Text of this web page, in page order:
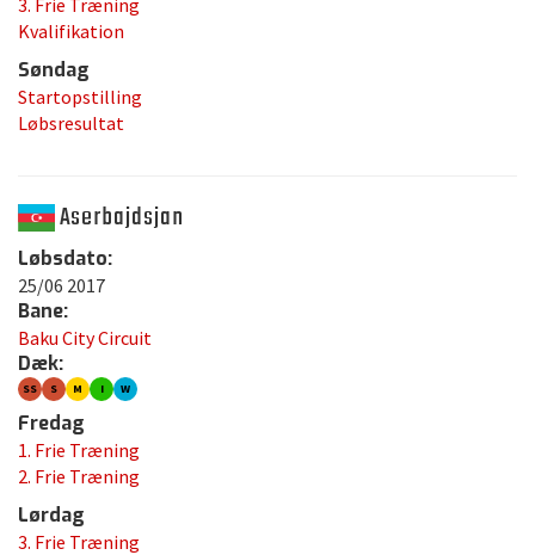
3. Frie Træning
Kvalifikation
Søndag
Startopstilling
Løbsresultat
Aserbajdsjan
Løbsdato:
25/06 2017
Bane:
Baku City Circuit
Dæk:
SS S M I W
Fredag
1. Frie Træning
2. Frie Træning
Lørdag
3. Frie Træning